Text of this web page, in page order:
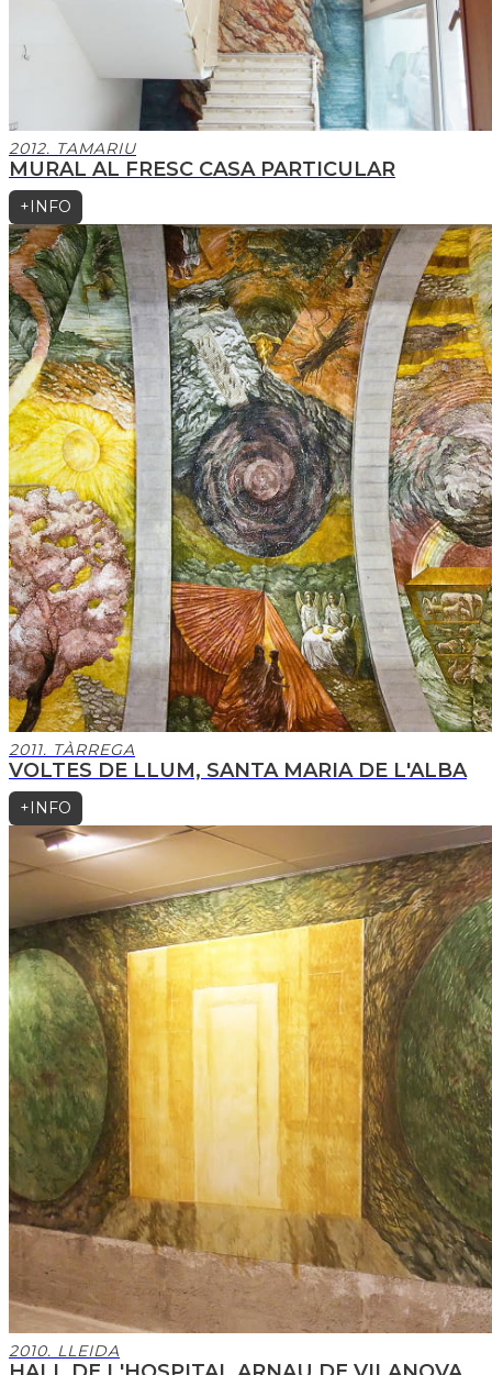
MURAL AL FRESC CASA PARTICULAR
2012. TAMARIU
+INFO
VOLTES DE LLUM, SANTA MARIA DE L'ALBA
2011. TÀRREGA
+INFO
2010. LLEIDA